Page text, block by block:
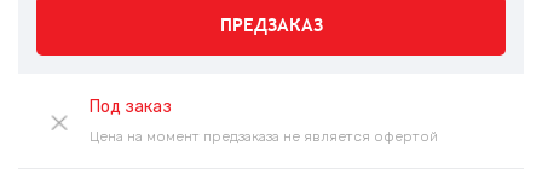
ПРЕДЗАКАЗ
Под заказ
Цена на момент предзаказа не является офертой